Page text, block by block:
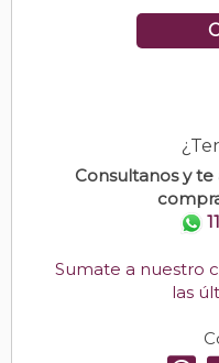
Consultanos y
Sumate a nuestro
las